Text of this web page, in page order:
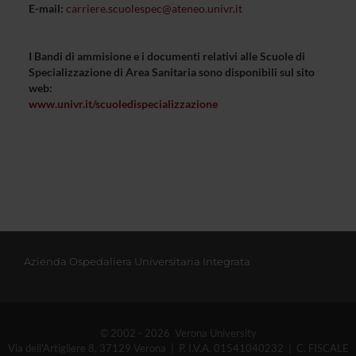
E-mail: carriere.scuolespec@ateneo.univr.it
I Bandi di ammisione e i documenti relativi alle Scuole di
Specializzazione di Area Sanitaria sono disponibili sul sito
web:
www.univr.it/scuoledispecializzazione
Azienda Ospedaliera Universitaria Integrata
© 2002 - 2026 Verona University
Via dell'Artigliere 8, 37129 Verona | P. I.V.A. 01541040232 | C. FISCALE